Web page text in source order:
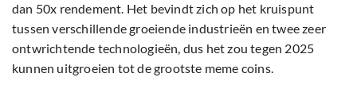
dan 50x rendement. Het bevindt zich op het kruispunt
tussen verschillende groeiende industrieën en twee zeer
ontwrichtende technologieën, dus het zou tegen 2025
kunnen uitgroeien tot de grootste meme coins.